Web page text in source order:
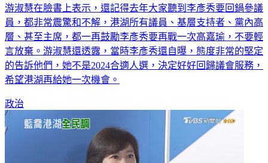
游淑慧在臉書上表示，還記得去年大家聽到李彥秀要回鍋參議
員，都非常震驚和不解，港湖所有議員、基層支持者、黨內高
層、甚至主席，都一再鼓勵李彥秀要再戰一次高嘉瑜，不要輕
言放棄。游淑慧還透露，當時李彥秀還自曝，態度非常的堅定
的告訴他們，她不是2024合適人選，決定好好回歸議會服務，
希望港湖再給她一次機會。
政治